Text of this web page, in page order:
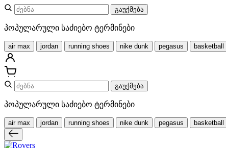
გაუქმება
პოპულარული საძიებო ტერმინები
air max jordan running shoes nike dunk pegasus basketball
გაუქმება
პოპულარული საძიებო ტერმინები
air max jordan running shoes nike dunk pegasus basketball